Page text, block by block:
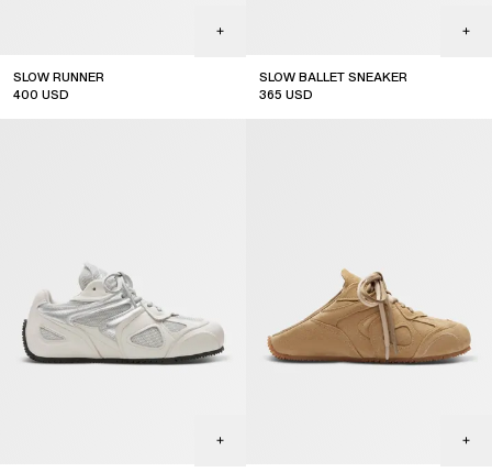
SLOW RUNNER
400 USD
SLOW BALLET SNEAKER
365 USD